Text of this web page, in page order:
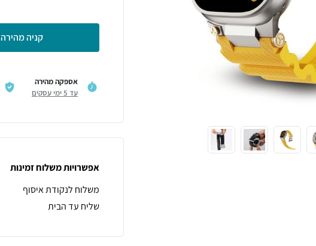
קניה מהירה
אספקה מהירה
עד 5 ימי עסקים
אפשרויות משלוח זמינות
משלוח לנקודת איסוף
שליח עד הבית